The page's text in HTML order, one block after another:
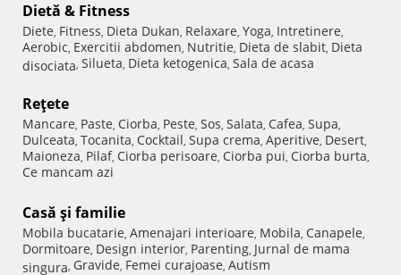
Dietă & Fitness
Diete, Fitness, Dieta Dukan, Relaxare, Yoga, Intretinere,
Aerobic, Exercitii abdomen, Nutritie, Dieta de slabit, Dieta
disociata, Silueta, Dieta ketogenica, Sala de acasa
Reţete
Mancare, Paste, Ciorba, Peste, Sos, Salata, Cafea, Supa,
Dulceata, Tocanita, Cocktail, Supa crema, Aperitive, Desert,
Maioneza, Pilaf, Ciorba perisoare, Ciorba pui, Ciorba burta,
Ce mancam azi
Casă şi familie
Mobila bucatarie, Amenajari interioare, Mobila, Canapele,
Dormitoare, Design interior, Parenting, Jurnal de mama
singura, Gravide, Femei curajoase, Autism